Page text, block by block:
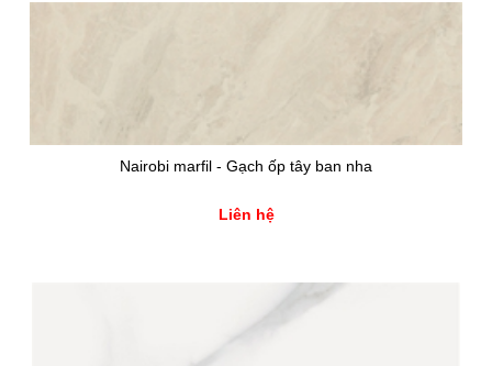
Nairobi marfil - Gạch ốp tây ban nha
Liên hệ